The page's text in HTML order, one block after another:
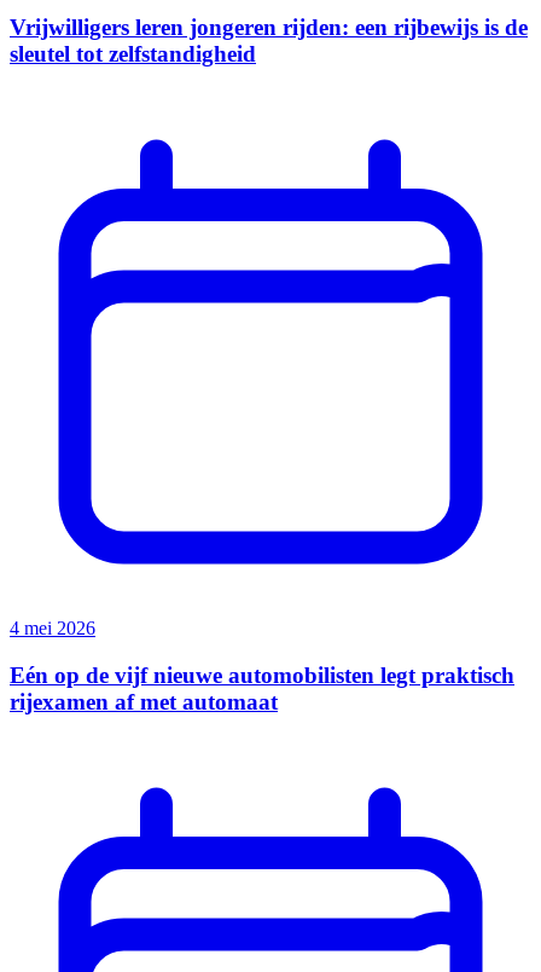
Vrijwilligers leren jongeren rijden: een rijbewijs is de
sleutel tot zelfstandigheid
4 mei 2026
Eén op de vijf nieuwe automobilisten legt praktisch
rijexamen af met automaat